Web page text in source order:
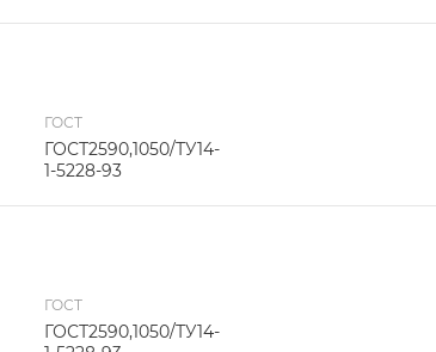
ГОСТ
ГОСТ2590,1050/ТУ14-
1-5228-93
ГОСТ
ГОСТ2590,1050/ТУ14-